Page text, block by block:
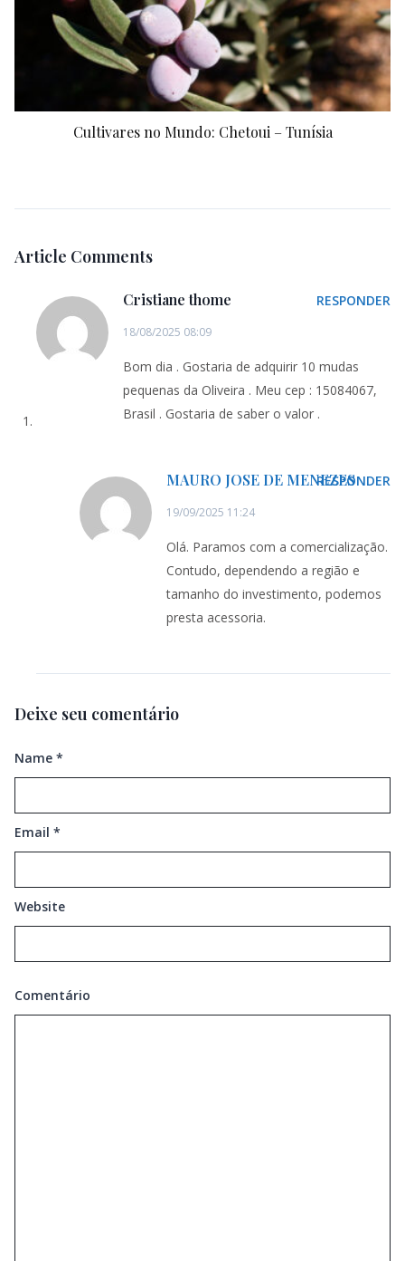
Cultivares no Mundo: Chetoui – Tunísia
Article Comments
Cristiane thome
18/08/2025 08:09
RESPONDER
Bom dia . Gostaria de adquirir 10 mudas
pequenas da Oliveira . Meu cep : 15084067,
Brasil . Gostaria de saber o valor .
MAURO JOSE DE MENEZES
19/09/2025 11:24
RESPONDER
Olá. Paramos com a comercialização.
Contudo, dependendo a região e
tamanho do investimento, podemos
presta acessoria.
Deixe seu comentário
Name *
Email *
Website
Comentário